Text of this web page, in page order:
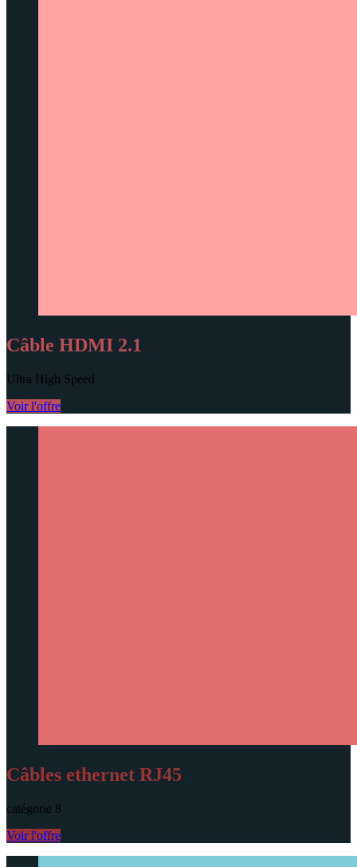
Câble HDMI 2.1
Ultra High Speed
Voir l'offre
Câbles ethernet RJ45
catégorie 8
Voir l'offre